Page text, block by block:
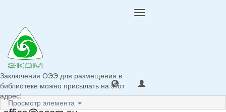
Toggle
Заключения ОЭЭ для размещения в
библиотеке можно присылать на этот
адрес:
Просмотр элемента